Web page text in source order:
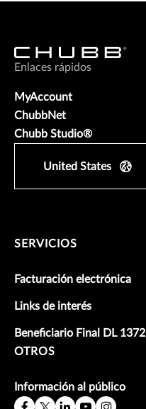
Enlaces rápidos
MyAccount
ChubbNet
Chubb Studio®
United States
SERVICIOS
Facturación electrónica
Links de interés
Beneficiario Final DL 1372
OTROS
Información al público